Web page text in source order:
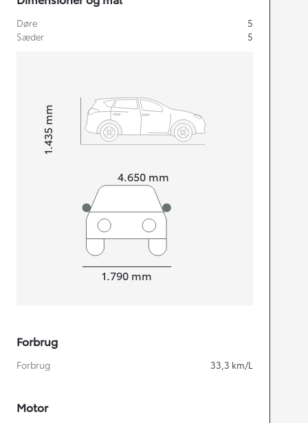
Døre
5
Sæder
5
4.650 mm
Højt1.435
mm
1.790 mm
Forbrug
Forbrug 33,3 km/L
Motor